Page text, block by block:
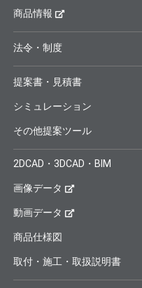
商品情報
法令・制度
提案書・見積書
シミュレーション
その他提案ツール
2DCAD・3DCAD・BIM
画像データ
動画データ
商品仕様図
取付・施工・取扱説明書